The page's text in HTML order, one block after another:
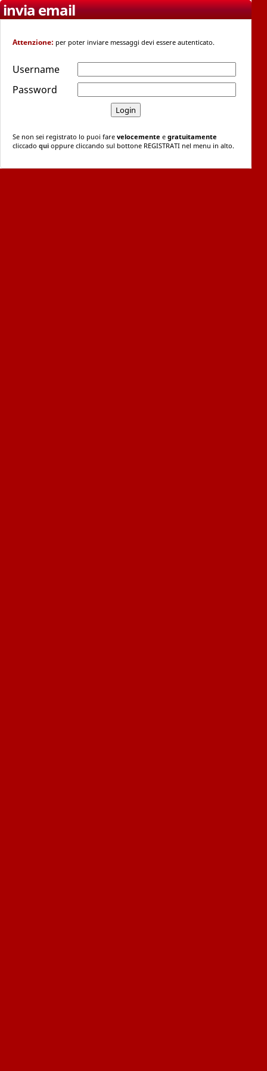
invia email
Attenzione: per poter inviare messaggi devi essere autenticato.
Username
Password
Se non sei registrato lo puoi fare velocemente e gratuitamente
cliccado qui oppure cliccando sul bottone REGISTRATI nel menu in alto.